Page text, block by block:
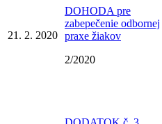
21. 2. 2020
DOHODA pre
zabepečenie odbornej
praxe žiakov
2/2020